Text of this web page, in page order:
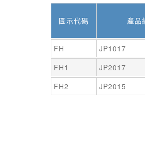
圖示代碼 產品
FH
JP1017
FH1
JP2017
FH2
JP2015